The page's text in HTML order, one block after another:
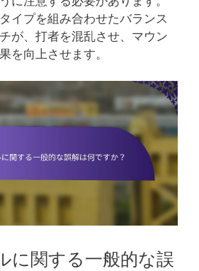
イプを組み合わせたバランス
が、打者を混乱させ、マウン
を向上させます。
に関する一般的な誤